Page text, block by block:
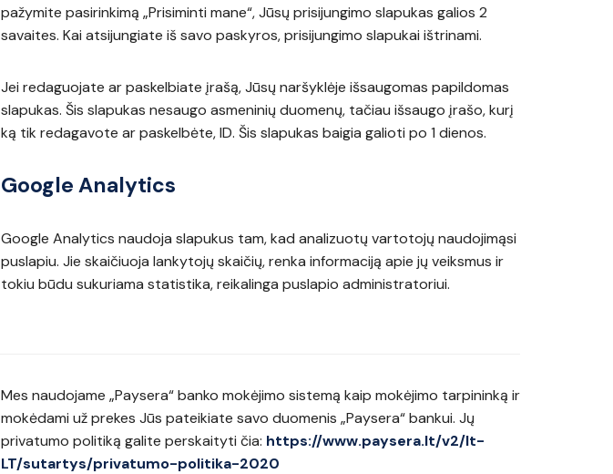
pažymite pasirinkimą „Prisiminti mane“, Jūsų prisijungimo slapukas galios 2
savaites. Kai atsijungiate iš savo paskyros, prisijungimo slapukai ištrinami.
Jei redaguojate ar paskelbiate įrašą, Jūsų naršyklėje išsaugomas papildomas
slapukas. Šis slapukas nesaugo asmeninių duomenų, tačiau išsaugo įrašo, kurį
ką tik redagavote ar paskelbėte, ID. Šis slapukas baigia galioti po 1 dienos.
Google Analytics
Google Analytics naudoja slapukus tam, kad analizuotų vartotojų naudojimąsi
puslapiu. Jie skaičiuoja lankytojų skaičių, renka informaciją apie jų veiksmus ir
tokiu būdu sukuriama statistika, reikalinga puslapio administratoriui.
Mes naudojame „Paysera“ banko mokėjimo sistemą kaip mokėjimo tarpininką ir
mokėdami už prekes Jūs pateikiate savo duomenis „Paysera“ bankui. Jų
privatumo politiką galite perskaityti čia: https://www.paysera.lt/v2/lt-
LT/sutartys/privatumo-politika-2020